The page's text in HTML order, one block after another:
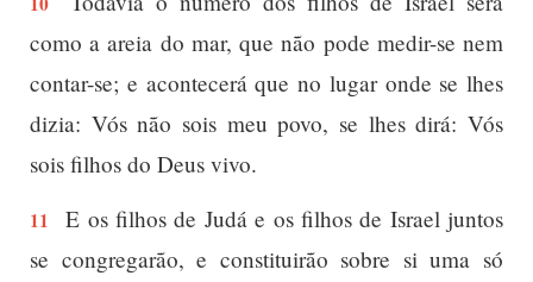
como a areia do mar, que não pode medir-se nem
contar-se; e acontecerá que no lugar onde se lhes
dizia: Vós não sois meu povo, se lhes dirá: Vós
sois filhos do Deus vivo.
11
E os filhos de Judá e os filhos de Israel juntos
se congregarão, e constituirão sobre si uma só